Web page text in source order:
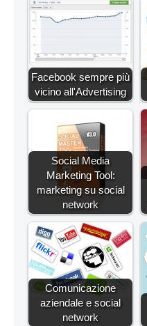
Facebook sempre più
vicino all'Advertising
Social Media
Marketing Tool:
marketing su social
network
Comunicazione
aziendale e social
network